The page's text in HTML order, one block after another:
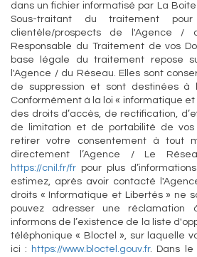
dans un fichier informatisé par La
Sous-traitant du traitement
clientèle/prospects de l'Agence /
Responsable du Traitement de vos
base légale du traitement repose
l'Agence / du Réseau. Elles sont
de suppression et sont destinées à
Conformément à la loi « informatique et
des droits d’accès, de rectification,
de limitation et de portabilité de vos
retirer votre consentement à tout
directement l’Agence / Le
https://cnil.fr/fr pour plus
estimez, après avoir contacté
droits « Informatique et Libertés » ne
pouvez adresser une réclamation
informons de l’existence de la liste
téléphonique « Bloctel », sur laquelle
ici :
https://www.bloctel.gouv.fr. Dans